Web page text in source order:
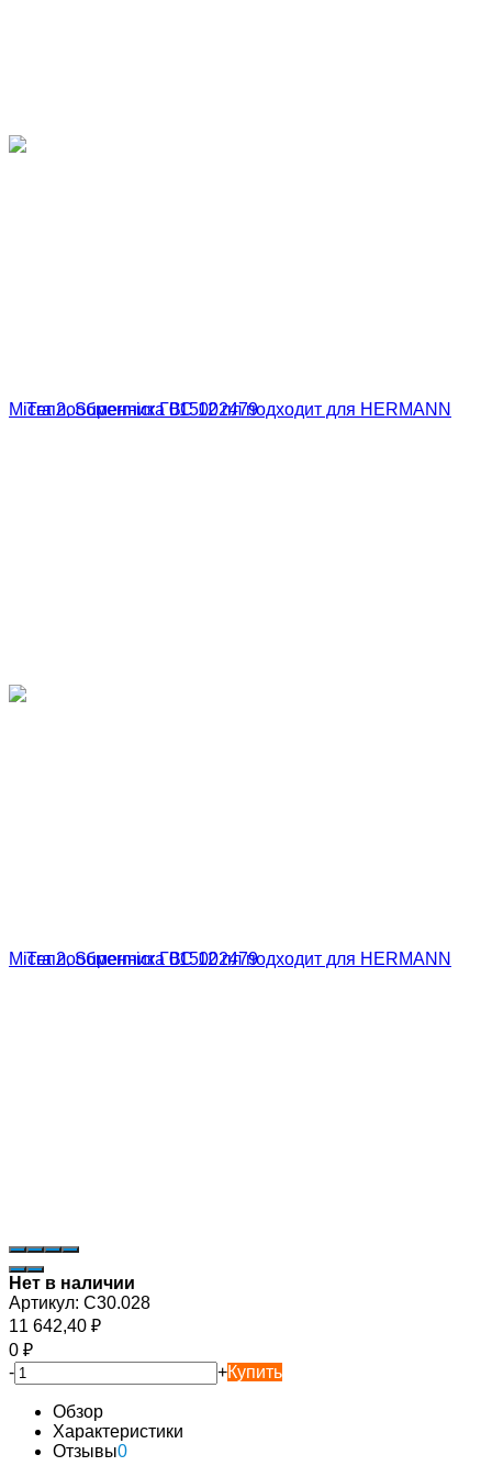
Нет в наличии
Артикул: C30.028
11 642,40 ₽
0 ₽
-
+Купить
Обзор
Характеристики
Отзывы0